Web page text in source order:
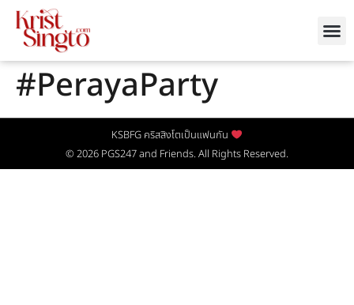
#PerayaParty
KSBFG คริสสิงโตเป็นแฟนกัน
© 2026 PGS247and Friends. All Rights Reserved.